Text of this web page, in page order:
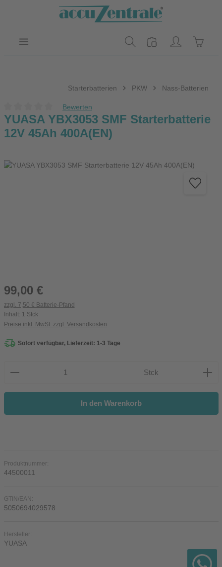
Zum Hauptinhalt springen
Starterbatterien PKW Nass-Batterien
Durchschnittliche Bewertung von 0 von 5 Sternen
Bewerten
YUASA YBX3053 SMF Starterbatterie
12V 45Ah 400A(EN)
Bildergalerie überspringen
Regulärer Preis:
99,00 €
zzgl. 7,50 € Batterie-Pfand
Inhalt: 1 Stck
Preise inkl. MwSt. zzgl. Versandkosten
Sofort verfügbar, Lieferzeit: 1-3 Tage
Produkt Anzahl: Gib den gewünschten Wert ein oder
Stck
In den Warenkorb
Produktnummer:
44500011
GTIN/EAN:
5050694029578
Hersteller:
YUASA